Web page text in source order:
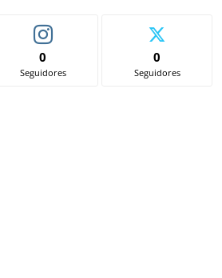
0
Seguidores
0
Seguidores